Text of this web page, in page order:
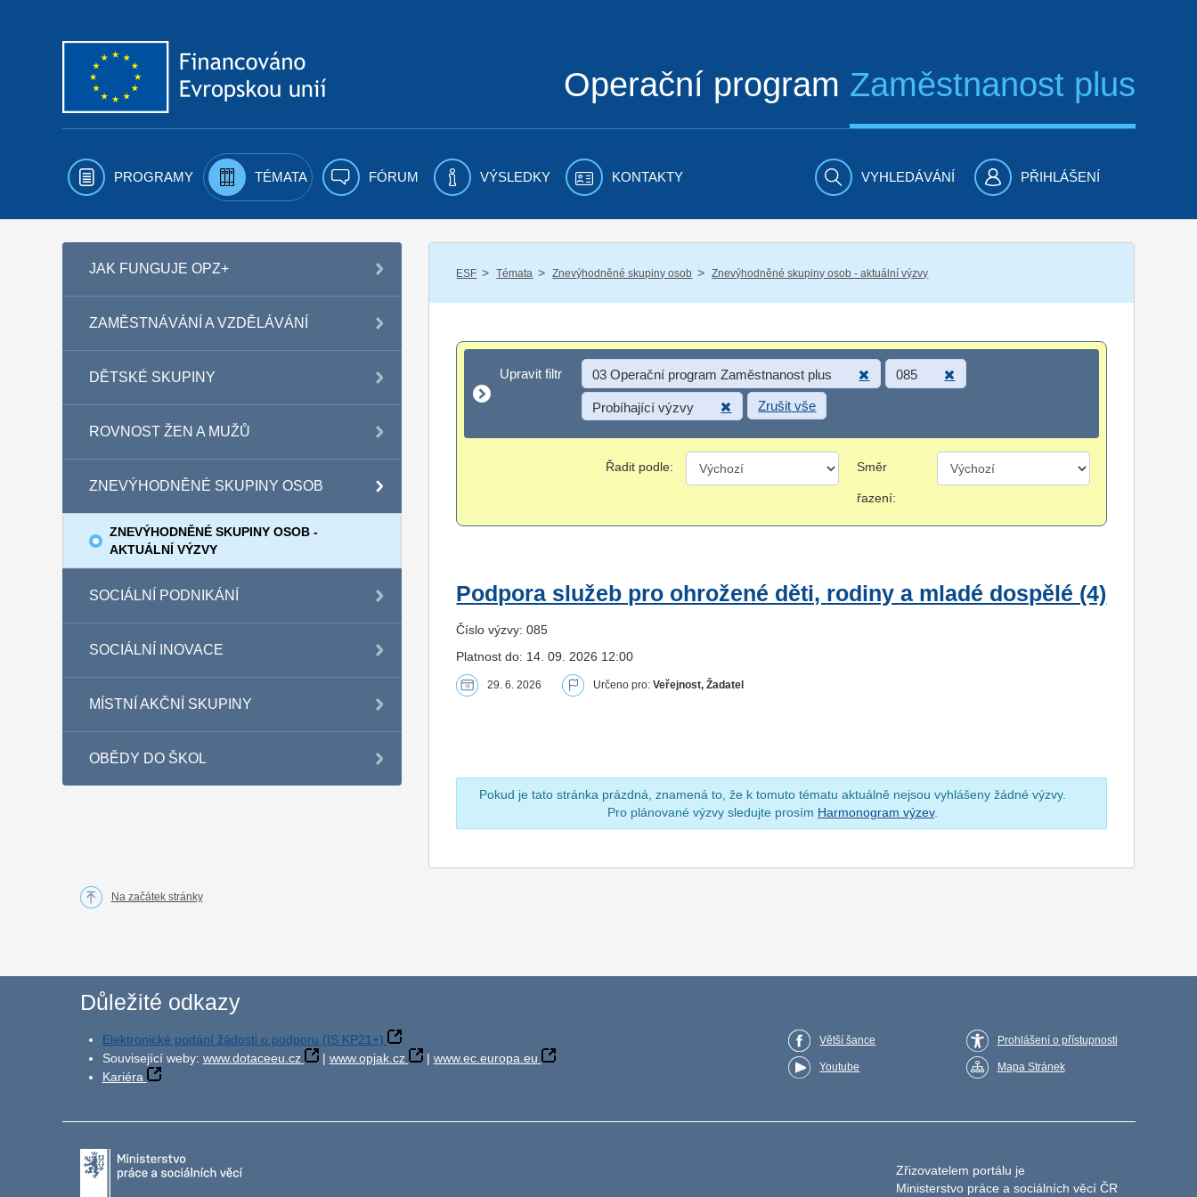
Operační program Zaměstnanost plus
PROGRAMY TÉMATA FÓRUM VÝSLEDKY KONTAKTY VYHLEDÁVÁNÍ PŘIHLÁŠENÍ
JAK FUNGUJE OPZ+
ZAMĚSTNÁVÁNÍ A VZDĚLÁVÁNÍ
DĚTSKÉ SKUPINY
ROVNOST ŽEN A MUŽŮ
ZNEVÝHODNĚNÉ SKUPINY OSOB
ZNEVÝHODNĚNÉ SKUPINY OSOB -
AKTUÁLNÍ VÝZVY
SOCIÁLNÍ PODNIKÁNÍ
SOCIÁLNÍ INOVACE
MÍSTNÍ AKČNÍ SKUPINY
OBĚDY DO ŠKOL
ESF / Témata / Znevýhodněné skupiny osob / Znevýhodněné skupiny osob - aktuální výzvy
Upravit filtr
Upravit filtr 03 Operační program Zaměstnanost plus 085
Probíhající výzvy Zrušit vše
Řadit podle: Směr
řazení:
Podpora služeb pro ohrožené děti, rodiny a mladé dospělé (4)
Číslo výzvy: 085
Platnost do: 14. 09. 2026 12:00
29. 6. 2026 Určeno pro:Veřejnost, Žadatel
Pokud je tato stránka prázdná, znamená to, že k tomuto tématu aktuálně nejsou vyhlášeny žádné výzvy.
Pro plánované výzvy sledujte prosím Harmonogram výzev.
Na začátek stránky
Důležité odkazy
Elektronické podání žádosti o podporu (IS KP21+)
Související weby: www.dotaceeu.cz | www.opjak.cz | www.ec.europa.eu
Kariéra
Větší šance
Youtube
Prohlášení o přístupnosti
Mapa Stránek
Zřizovatelem portálu je
Ministerstvo práce a sociálních věcí ČR